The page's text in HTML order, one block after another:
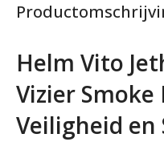
Helm Vito
Vizier Smoke
Veiligheid en